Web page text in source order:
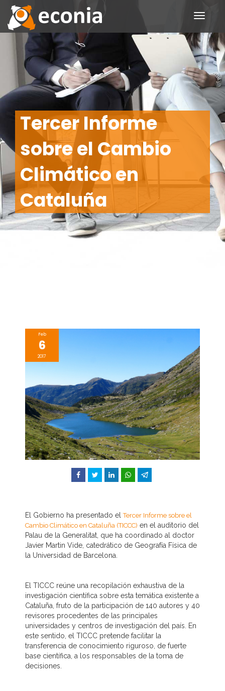
Toggle
Tercer Informe
sobre el Cambio
Climático en
Cataluña
Feb
6
2017
Facebook
Twitter LinkedInWhatsApp
El Gobierno ha presentado elTercer Informe sobre el
Cambio Climático en Cataluña (TICCC) en el auditorio del
Palau de la Generalitat, que ha coordinado al doctor
Javier Martin Vide, catedrático de Geografía Física de
la Universidad de Barcelona.
El TICCC reúne una recopilación exhaustiva de la
investigación científica sobre esta temática existente a
Cataluña, fruto de la participación de 140 autores y 40
revisores procedentes de las principales
universidades y centros de investigación del país. En
este sentido, el TICCC pretende facilitar la
transferencia de conocimiento riguroso, de fuerte
base científica, a los responsables de la toma de
decisiones.